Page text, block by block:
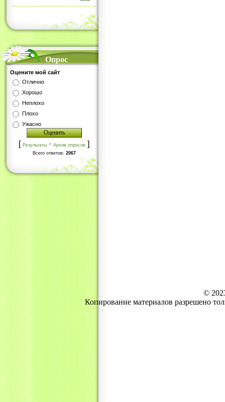
Опрос
Оцените мой сайт
Отлично
Хорошо
Неплохо
Плохо
Ужасно
[ Результаты · Архив опросов ]
Всего ответов: 2067
©
Копирование материалов разрешено